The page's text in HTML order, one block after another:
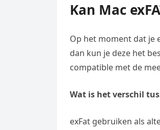
Kan Mac
Op het moment dat je
dan kun je deze het
compatible met de
Wat is het verschil
exFat gebruiken als